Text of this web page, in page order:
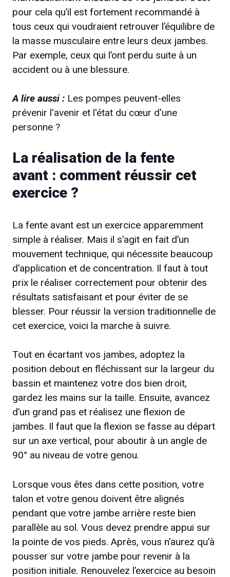
pour cela qu’il est fortement recommandé à
tous ceux qui voudraient retrouver l’équilibre de
la masse musculaire entre leurs deux jambes.
Par exemple, ceux qui l’ont perdu suite à un
accident ou à une blessure.
A lire aussi : Les pompes peuvent-elles
prévenir l'avenir et l'état du cœur d'une
personne ?
La réalisation de la fente
avant : comment réussir cet
exercice ?
La fente avant est un exercice apparemment
simple à réaliser. Mais il s’agit en fait d’un
mouvement technique, qui nécessite beaucoup
d’application et de concentration. Il faut à tout
prix le réaliser correctement pour obtenir des
résultats satisfaisant et pour éviter de se
blesser. Pour réussir la version traditionnelle de
cet exercice, voici la marche à suivre.
Tout en écartant vos jambes, adoptez la
position debout en fléchissant sur la largeur du
bassin et maintenez votre dos bien droit,
gardez les mains sur la taille. Ensuite, avancez
d’un grand pas et réalisez une flexion de
jambes. Il faut que la flexion se fasse au départ
sur un axe vertical, pour aboutir à un angle de
90° au niveau de votre genou.
Lorsque vous êtes dans cette position, votre
talon et votre genou doivent être alignés
pendant que votre jambe arrière reste bien
parallèle au sol. Vous devez prendre appui sur
la pointe de vos pieds. Après, vous n’aurez qu’à
pousser sur votre jambe pour revenir à la
position initiale. Renouvelez l’exercice au besoin